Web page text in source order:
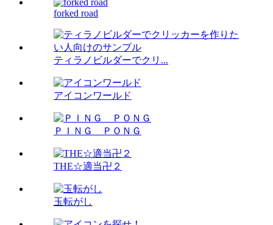
forked road
ティラノビルダーでクリ...
アイコンワールド
ＰＩＮＧ ＰＯＮＧ
THE☆適当卍２
玉転がし